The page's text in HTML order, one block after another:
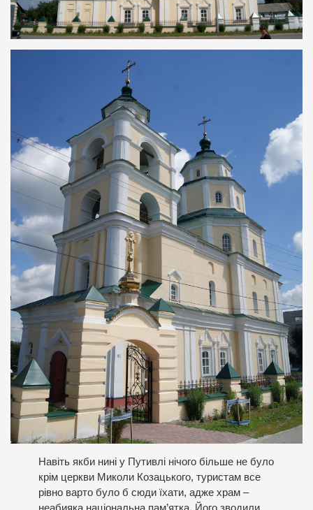
Навіть якби нині у Путивлі нічого більше не було
крім церкви Миколи Козацького, туристам все
рівно варто було б сюди їхати, адже храм –